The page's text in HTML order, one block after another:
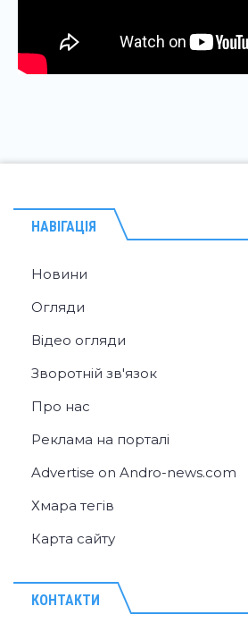
НАВІГАЦІЯ
Новини
Огляди
Відео огляди
Зворотній зв'язок
Про нас
Реклама на порталі
Advertise on Andro-news.com
Хмара тегів
Карта сайту
КОНТАКТИ